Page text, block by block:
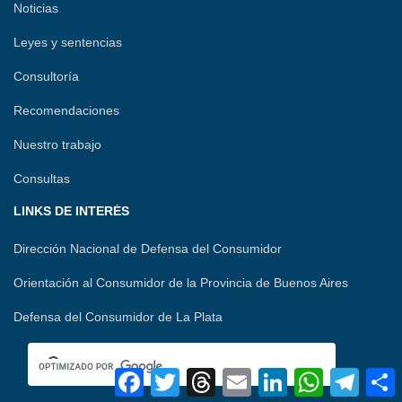
Noticias
Leyes y sentencias
Consultoría
Recomendaciones
Nuestro trabajo
Consultas
LINKS DE INTERÉS
Dirección Nacional de Defensa del Consumidor
Orientación al Consumidor de la Provincia de Buenos Aires
Defensa del Consumidor de La Plata
F
a
T
w
T
h
E
m
i
W
h
T